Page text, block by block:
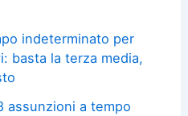
indeterminato per
basta la terza media,
assunzioni a tempo